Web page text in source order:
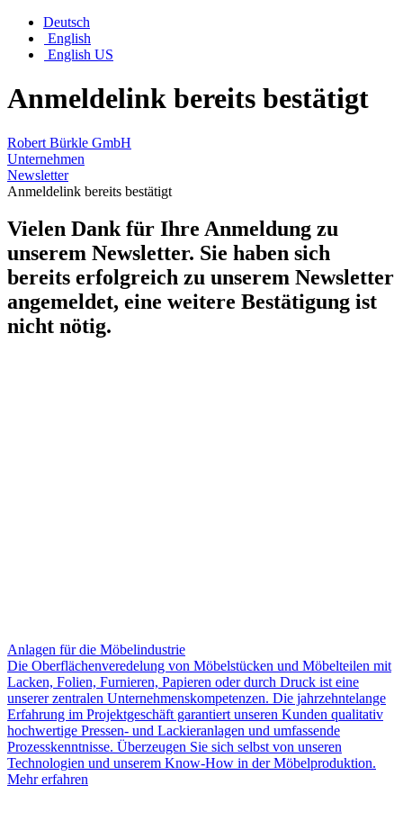
Deutsch
English
English US
Anmeldelink bereits bestätigt
Robert Bürkle GmbH
Unternehmen
Newsletter
Anmeldelink bereits bestätigt
Vielen Dank für Ihre Anmeldung zu
unserem Newsletter. Sie haben sich
bereits erfolgreich zu unserem Newsletter
angemeldet, eine weitere Bestätigung ist
nicht nötig.
Anlagen für die Möbelindustrie
Die Oberflächenveredelung von Möbelstücken und Möbelteilen mit
Lacken, Folien, Furnieren, Papieren oder durch Druck ist eine
unserer zentralen Unternehmenskompetenzen. Die jahrzehntelange
Erfahrung im Projektgeschäft garantiert unseren Kunden qualitativ
hochwertige Pressen- und Lackieranlagen und umfassende
Prozesskenntnisse. Überzeugen Sie sich selbst von unseren
Technologien und unserem Know-How in der Möbelproduktion.
Mehr erfahren